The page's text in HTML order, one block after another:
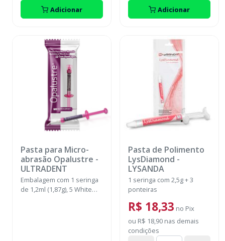
Adicionar Adicionar
Pasta para Micro-
abrasão Opalustre -
ULTRADENT
Embalagem com 1 seringa
de 1,2ml (1,87g), 5 White
Pasta de Polimento
LysDiamond -
LYSANDA
1 seringa com 2,5g + 3
ponteiras
R$ 18,33 no Pix
ou R$ 18,90 nas demais
condições